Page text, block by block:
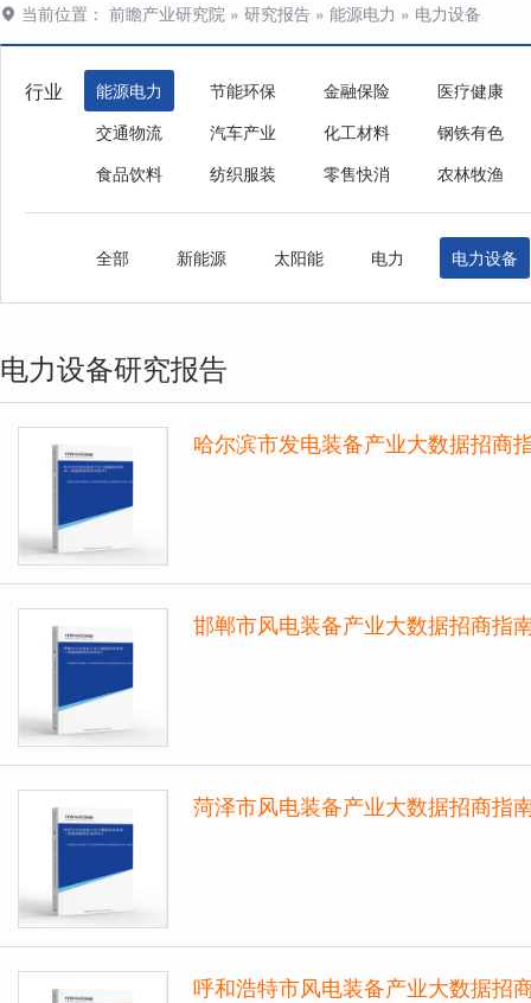
当前位置： 前瞻产业研究院 » 研究报告 » 能源电力 » 电力设备
行业 能源电力 节能环保 金融保险
医疗健康
交通物流
汽车产业 化工材料
钢铁有色
食品饮料
纺织服装 零售快消 农林牧渔
全部 新能源 太阳能 电力 电力设备
电力设备研究报告
哈尔滨市发电装备产业大数据招商
邯郸市风电装备产业大数据招商指
菏泽市风电装备产业大数据招商指
呼和浩特市风电装备产业大数据招